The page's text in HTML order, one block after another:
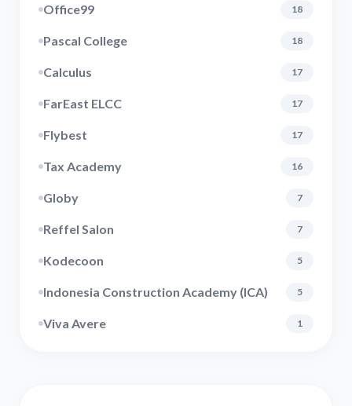
Office99 18
Pascal College 18
Calculus 17
FarEast ELCC 17
Flybest 17
Tax Academy 16
Globy 7
Reffel Salon 7
Kodecoon 5
Indonesia Construction Academy (ICA) 5
Viva Avere 1